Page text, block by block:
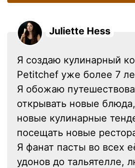
Juliette Hess
Я создаю кулинарный
Petitchef уже более 7
Я обожаю
открывать новые
новые кулинарные
посещать новые
Я фанат пасты во всех
удонов до тальятелле,